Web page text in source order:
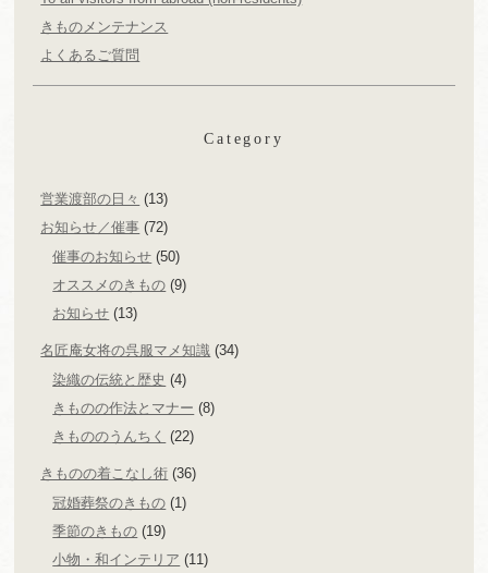
きものメンテナンス
よくあるご質問
Category
営業渡部の日々 (13)
お知らせ／催事 (72)
催事のお知らせ (50)
オススメのきもの (9)
お知らせ (13)
名匠庵女将の呉服マメ知識 (34)
染織の伝統と歴史 (4)
きものの作法とマナー (8)
きもののうんちく (22)
きものの着こなし術 (36)
冠婚葬祭のきもの (1)
季節のきもの (19)
小物・和インテリア (11)